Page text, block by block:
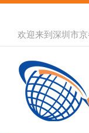
欢迎来到深圳市